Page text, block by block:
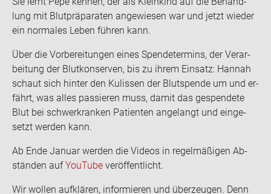
lung mit Blut­prä­pa­ra­ten an­ge­wie­sen war und jetzt wie­der
ein nor­ma­les Leben füh­ren kann.
Über die Vor­be­rei­tun­gen eines Spen­de­ter­mins, der Ver­ar­
bei­tung der Blut­kon­ser­ven, bis zu ihrem Ein­satz: Han­nah
schaut sich hin­ter den Ku­lis­sen der Blut­spen­de um und er­
fährt, was alles pas­sie­ren muss, damit das ge­spen­de­te
Blut bei schwer­kran­ken Pa­ti­en­ten an­ge­langt und ein­ge­
setzt wer­den kann.
Ab Ende Ja­nu­ar wer­den die Vi­de­os in re­gel­mä­ßi­gen Ab­
stän­den aufYou­Tube ver­öf­fent­licht.
Wir wol­len auf­klä­ren, in­for­mie­ren und über­zeu­gen. Denn